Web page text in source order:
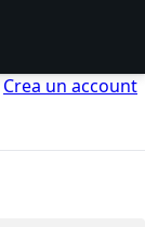
Crea un account